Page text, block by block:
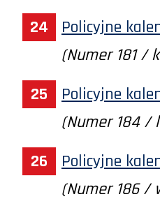
Policyjne
(Numer 181 /
Policyjne
(Numer 184 /
Policyjne
(Numer 186 /